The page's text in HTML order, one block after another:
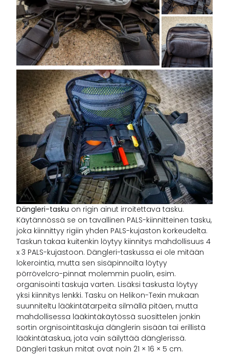
Dängleri-tasku on rigin ainut irroitettava tasku.
Käytännössä se on tavallinen PALS-kiinnitteinen tasku,
joka kiinnittyy rigiin yhden PALS-kujaston korkeudelta.
Taskun takaa kuitenkin löytyy kiinnitys mahdollisuus 4
x 3 PALS-kujastoon. Dängleri-taskussa ei ole mitään
lokerointia, mutta sen sisäpinnoilta löytyy
pörrövelcro-pinnat molemmin puolin, esim.
organisointi taskuja varten. Lisäksi taskusta löytyy
yksi kiinnitys lenkki. Tasku on Helikon-Texin mukaan
suunniteltu lääkintätarpeita silmällä pitäen, mutta
mahdollisessa lääkintäkäytössä suosittelen jonkin
sortin orgnisointitaskuja dänglerin sisään tai erillistä
lääkintätaskua, jota vain säilyttää dänglerissä.
Dängleri taskun mitat ovat noin 21 × 16 × 5 cm.